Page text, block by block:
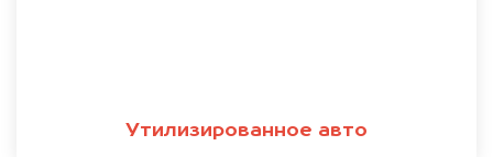
Утилизированное авто